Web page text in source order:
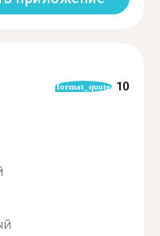
format_quote 10